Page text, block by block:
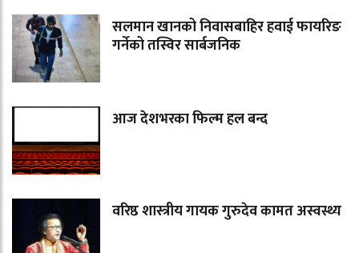
सलमान खानको निवासबाहिर हवाई फायरिङ
गर्नेको तस्विर सार्बजनिक
आज देशभरका फिल्म हल बन्द
वरिष्ठ शास्त्रीय गायक गुरुदेव कामत अस्वस्थ्य